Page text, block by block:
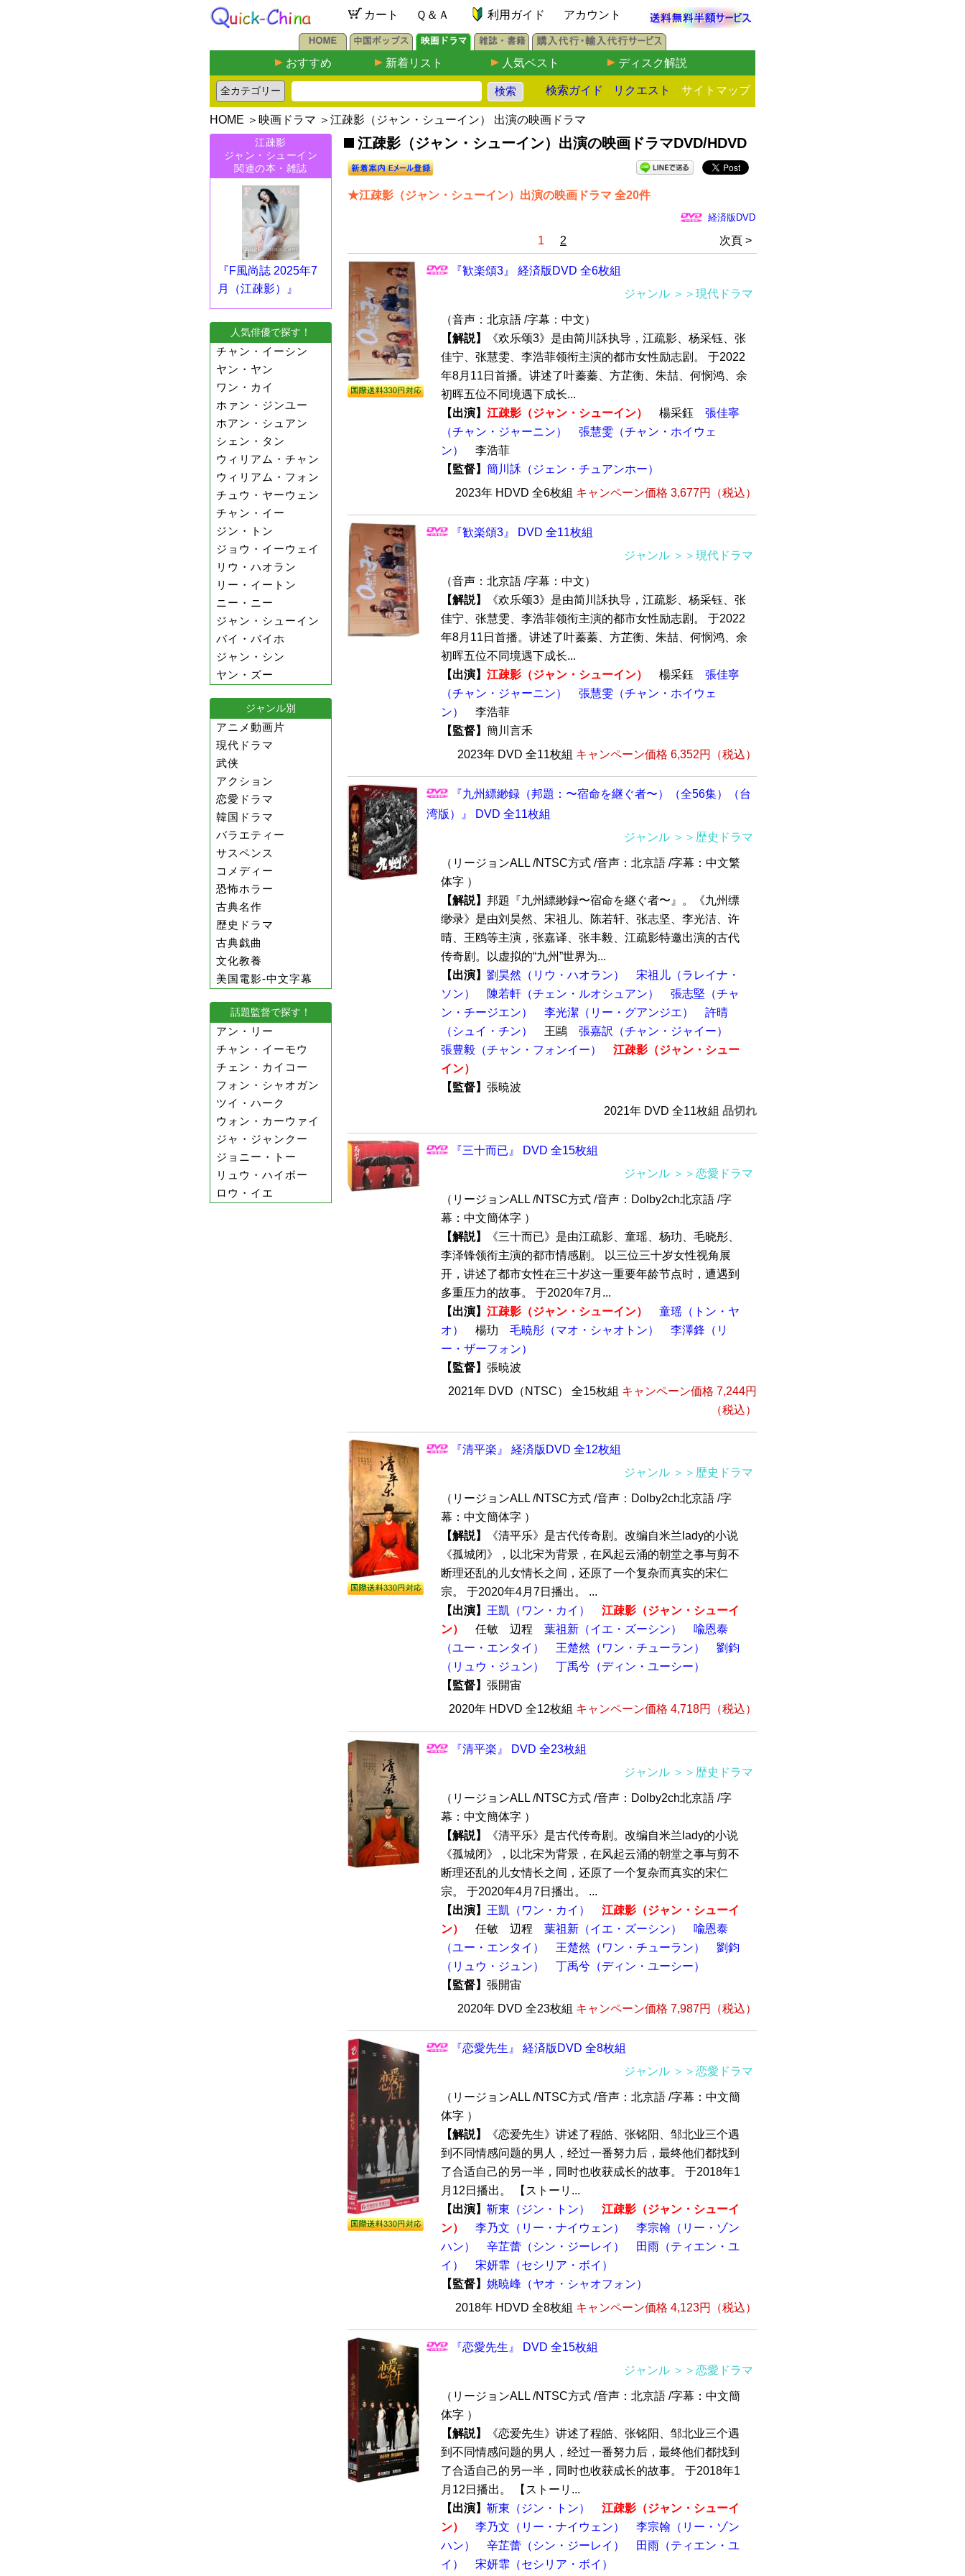
カート Ｑ＆Ａ 利用ガイド アカウント
おすすめ 新着リスト 人気ベスト ディスク解説
検索ガイド リクエスト サイトマップ
HOME ＞ 映画ドラマ ＞江疎影（ジャン・シューイン） 出演の映画ドラマ
江疎影
ジャン・シューイン
関連の本・雑誌
『F風尚誌 2025年7
月（江疎影）』
人気俳優で探す！
チャン・イーシン
ヤン・ヤン
ワン・カイ
ホァン・ジンユー
ホアン・シュアン
シェン・タン
ウィリアム・チャン
ウィリアム・フォン
チュウ・ヤーウェン
チャン・イー
ジン・トン
ジョウ・イーウェイ
リウ・ハオラン
リー・イートン
ニー・ニー
ジャン・シューイン
バイ・バイホ
ジャン・シン
ヤン・ズー
ジャンル別
アニメ動画片
現代ドラマ
武侠
アクション
恋愛ドラマ
韓国ドラマ
バラエティー
サスペンス
コメディー
恐怖ホラー
古典名作
歴史ドラマ
古典戯曲
文化教養
美国電影-中文字幕
話題監督で探す！
アン・リー
チャン・イーモウ
チェン・カイコー
フォン・シャオガン
ツイ・ハーク
ウォン・カーウァイ
ジャ・ジャンクー
ジョニー・トー
リュウ・ハイボー
ロウ・イエ
江疎影（ジャン・シューイン）出演の映画ドラマDVD/HDVD
★江疎影（ジャン・シューイン）出演の映画ドラマ 全20件
経済版DVD
次頁 >
1 2
『歓楽頌3』 経済版DVD 全6枚組
ジャンル ＞＞現代ドラマ
（音声：北京語 /字幕：中文）
【解説】
《欢乐颂3》是由简川訸执导，江疏影、杨采钰、张
佳宁、张慧雯、李浩菲领衔主演的都市女性励志剧。 于2022
年8月11日首播。讲述了叶蓁蓁、方芷衡、朱喆、何悯鸿、余
初晖五位不同境遇下成长...
【出演】 江疎影（ジャン・シューイン） 楊采鈺 張佳寧
（チャン・ジャーニン）
張慧雯（チャン・ホイウェ
ン）
李浩菲
【監督】 簡川訸（ジェン・チュアンホー）
2023年 HDVD 全6枚組 キャンペーン価格 3,677円（税込）
『歓楽頌3』 DVD 全11枚組
ジャンル ＞＞現代ドラマ
（音声：北京語 /字幕：中文）
【解説】
《欢乐颂3》是由简川訸执导，江疏影、杨采钰、张
佳宁、张慧雯、李浩菲领衔主演的都市女性励志剧。 于2022
年8月11日首播。讲述了叶蓁蓁、方芷衡、朱喆、何悯鸿、余
初晖五位不同境遇下成长...
【出演】 江疎影（ジャン・シューイン） 楊采鈺 張佳寧
（チャン・ジャーニン）
張慧雯（チャン・ホイウェ
ン）
李浩菲
【監督】 簡川言禾
2023年 DVD 全11枚組 キャンペーン価格 6,352円（税込）
『九州縹緲録（邦題：〜宿命を継ぐ者〜）（全56集）（台
湾版）』 DVD 全11枚組
ジャンル ＞＞歴史ドラマ
（リージョンALL /NTSC方式 /音声：北京語 /字幕：中文繁
体字 ）
【解説】 邦題『九州縹緲録〜宿命を継ぐ者〜』。《九州缥
缈录》是由刘昊然、宋祖儿、陈若轩、张志坚、李光洁、许
晴、王鸥等主演，张嘉译、张丰毅、江疏影特邀出演的古代
传奇剧。以虚拟的“九州”世界为...
【出演】 劉昊然（リウ・ハオラン）
宋祖儿（ラレイナ・
ソン）
陳若軒（チェン・ルオシュアン）
張志堅（チャ
ン・チージエン）
李光潔（リー・グアンジエ）
許晴
（シュイ・チン）
王鷗 張嘉訳（チャン・ジャイー）
張豊毅（チャン・フォンイー）
江疎影（ジャン・シュー
イン）
【監督】 張暁波
2021年 DVD 全11枚組 品切れ
『三十而已』 DVD 全15枚組
ジャンル ＞＞恋愛ドラマ
（リージョンALL /NTSC方式 /音声：Dolby2ch北京語 /字
幕：中文簡体字 ）
【解説】
《三十而已》是由江疏影、童瑶、杨玏、毛晓彤、
李泽锋领衔主演的都市情感剧。 以三位三十岁女性视角展
开，讲述了都市女性在三十岁这一重要年龄节点时，遭遇到
多重压力的故事。 于2020年7月...
【出演】 江疎影（ジャン・シューイン）
童瑶（トン・ヤ
オ）
楊玏 毛暁彤（マオ・シャオトン）
李澤鋒（リ
ー・ザーフォン）
【監督】 張暁波
2021年 DVD（NTSC） 全15枚組 キャンペーン価格 7,244円
（税込）
『清平楽』 経済版DVD 全12枚組
ジャンル ＞＞歴史ドラマ
（リージョンALL /NTSC方式 /音声：Dolby2ch北京語 /字
幕：中文簡体字 ）
【解説】
《清平乐》是古代传奇剧。改编自米兰lady的小说
《孤城闭》，以北宋为背景，在风起云涌的朝堂之事与剪不
断理还乱的儿女情长之间，还原了一个复杂而真实的宋仁
宗。 于2020年4月7日播出。 ...
【出演】 王凱（ワン・カイ）
江疎影（ジャン・シューイ
ン）
任敏 辺程 葉祖新（イエ・ズーシン）
喩恩泰
（ユー・エンタイ）
王楚然（ワン・チューラン）
劉鈞
（リュウ・ジュン）
丁禹兮（ディン・ユーシー）
【監督】 張開宙
2020年 HDVD 全12枚組 キャンペーン価格 4,718円（税込）
『清平楽』 DVD 全23枚組
ジャンル ＞＞歴史ドラマ
（リージョンALL /NTSC方式 /音声：Dolby2ch北京語 /字
幕：中文簡体字 ）
【解説】
《清平乐》是古代传奇剧。改编自米兰lady的小说
《孤城闭》，以北宋为背景，在风起云涌的朝堂之事与剪不
断理还乱的儿女情长之间，还原了一个复杂而真实的宋仁
宗。 于2020年4月7日播出。 ...
【出演】 王凱（ワン・カイ）
江疎影（ジャン・シューイ
ン）
任敏 辺程 葉祖新（イエ・ズーシン）
喩恩泰
（ユー・エンタイ）
王楚然（ワン・チューラン）
劉鈞
（リュウ・ジュン）
丁禹兮（ディン・ユーシー）
【監督】 張開宙
2020年 DVD 全23枚組 キャンペーン価格 7,987円（税込）
『恋愛先生』 経済版DVD 全8枚組
ジャンル ＞＞恋愛ドラマ
（リージョンALL /NTSC方式 /音声：北京語 /字幕：中文簡
体字 ）
【解説】
《恋爱先生》讲述了程皓、张铭阳、邹北业三个遇
到不同情感问题的男人，经过一番努力后，最终他们都找到
了合适自己的另一半，同时也收获成长的故事。 于2018年1
月12日播出。 【ストーリ...
【出演】 靳東（ジン・トン）
江疎影（ジャン・シューイ
ン）
李乃文（リー・ナイウェン）
李宗翰（リー・ゾン
ハン）
辛芷蕾（シン・ジーレイ）
田雨（ティエン・ユ
イ）
宋妍霏（セシリア・ボイ）
【監督】 姚暁峰（ヤオ・シャオフォン）
2018年 HDVD 全8枚組 キャンペーン価格 4,123円（税込）
『恋愛先生』 DVD 全15枚組
ジャンル ＞＞恋愛ドラマ
（リージョンALL /NTSC方式 /音声：北京語 /字幕：中文簡
体字 ）
【解説】
《恋爱先生》讲述了程皓、张铭阳、邹北业三个遇
到不同情感问题的男人，经过一番努力后，最终他们都找到
了合适自己的另一半，同时也收获成长的故事。 于2018年1
月12日播出。 【ストーリ...
【出演】 靳東（ジン・トン）
江疎影（ジャン・シューイ
ン）
李乃文（リー・ナイウェン）
李宗翰（リー・ゾン
ハン）
辛芷蕾（シン・ジーレイ）
田雨（ティエン・ユ
イ）
宋妍霏（セシリア・ボイ）